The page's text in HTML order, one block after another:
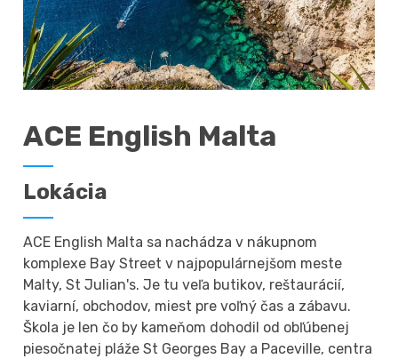
ACE English Malta
Lokácia
ACE English Malta sa nachádza v nákupnom
komplexe Bay Street v najpopulárnejšom meste
Malty, St Julian's. Je tu veľa butikov, reštaurácií,
kaviarní, obchodov, miest pre voľný čas a zábavu.
Škola je len čo by kameňom dohodil od obľúbenej
piesočnatej pláže St Georges Bay a Paceville, centra